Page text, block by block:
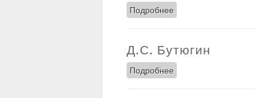
Подробнее
Д.С. Бутюгин
Подробнее